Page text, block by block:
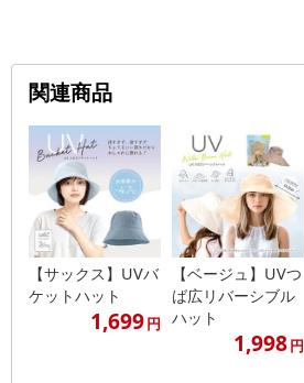
関連商品
【サックス】UVバ
ケットハット
1,699円
【ベージュ】UVつ
ば広リバーシブル
ハット
1,998円